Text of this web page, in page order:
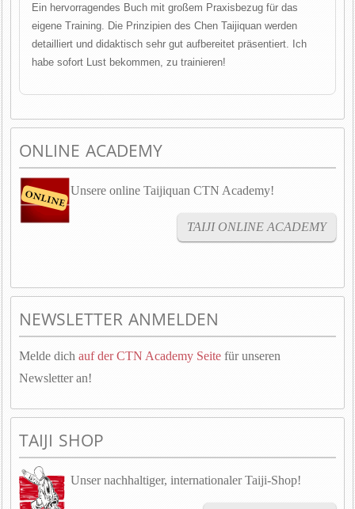
Ein hervorragendes Buch mit großem Praxisbezug für das
eigene Training. Die Prinzipien des Chen Taijiquan werden
detailliert und didaktisch sehr gut aufbereitet präsentiert. Ich
habe sofort Lust bekommen, zu trainieren!
ONLINE ACADEMY
Unsere online Taijiquan CTN Academy!
TAIJI ONLINE ACADEMY
NEWSLETTER ANMELDEN
Melde dich auf der CTN Academy Seite für unseren
Newsletter an!
TAIJI SHOP
Unser nachhaltiger, internationaler Taiji-Shop!